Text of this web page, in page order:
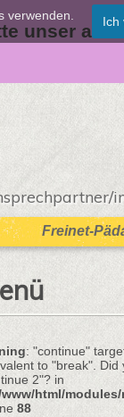
unser
Freinet-
: "continue"
to "break". Did
2"? in
html/
88
verwenden. Ich